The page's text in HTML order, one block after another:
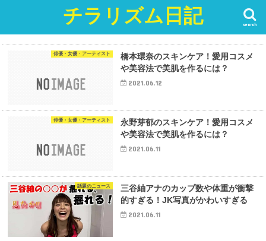
チラリズム日記 search
俳優・女優・アーティスト
橋本環奈のスキンケア！愛用コスメ
や美容法で美肌を作るには？
2021.06.12
俳優・女優・アーティスト
永野芽郁のスキンケア！愛用コスメ
や美容法で美肌を作るには？
2021.06.11
話題のニュース
三谷紬アナのカップ数や体重が衝撃
的すぎる！JK写真がかわいすぎる
2021.06.11